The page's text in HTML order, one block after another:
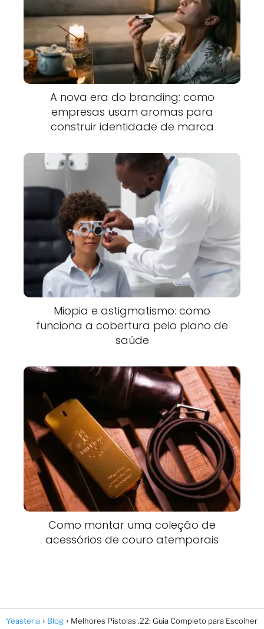
A nova era do branding: como
empresas usam aromas para
construir identidade de marca
Miopia e astigmatismo: como
funciona a cobertura pelo plano de
saúde
Como montar uma coleção de
acessórios de couro atemporais
Yeasteria Blog
Melhores Pistolas .22: Guia Completo para Escolher